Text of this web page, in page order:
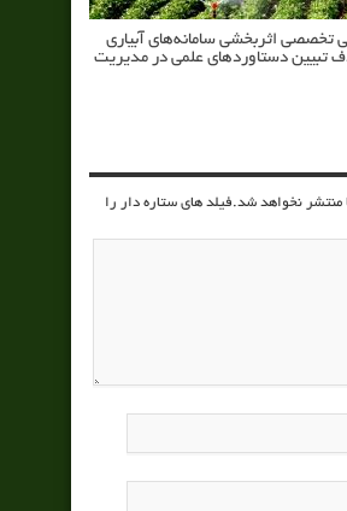
تخصصی اثربخشی سامانه‌های آبیاری
تبیین دستاوردهای علمی در مدیریت
نخواهد شد.فیلد های ستاره دار را